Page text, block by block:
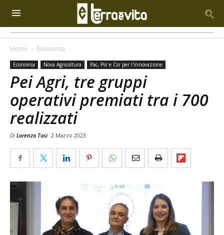
Home Economia
Economia Nova Agricoltura Pac, Psr e Csr per l'innovazione
Pei Agri, tre gruppi
operativi premiati tra i 700
realizzati
Di Lorenzo Tosi 2 Marzo 2023